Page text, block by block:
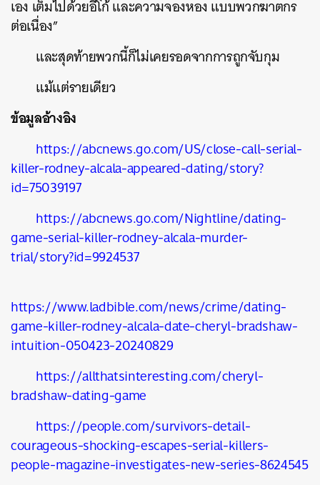
เอง เต็มไปด้วยอีโก้ และความจองหอง แบบพวกฆาตกร
ต่อเนื่อง”
และสุดท้ายพวกนี้ก็ไม่เคยรอดจากการถูกจับกุม
แม้แต่รายเดียว
ข้อมูลอ้างอิง
https://abcnews.go.com/US/close-call-serial-
killer-rodney-alcala-appeared-dating/story?
id=75039197
https://abcnews.go.com/Nightline/dating-
game-serial-killer-rodney-alcala-murder-
trial/story?id=9924537
https://www.ladbible.com/news/crime/dating-
game-killer-rodney-alcala-date-cheryl-bradshaw-
intuition-050423-20240829
https://allthatsinteresting.com/cheryl-
bradshaw-dating-game
https://people.com/survivors-detail-
courageous-shocking-escapes-serial-killers-
people-magazine-investigates-new-series-8624545